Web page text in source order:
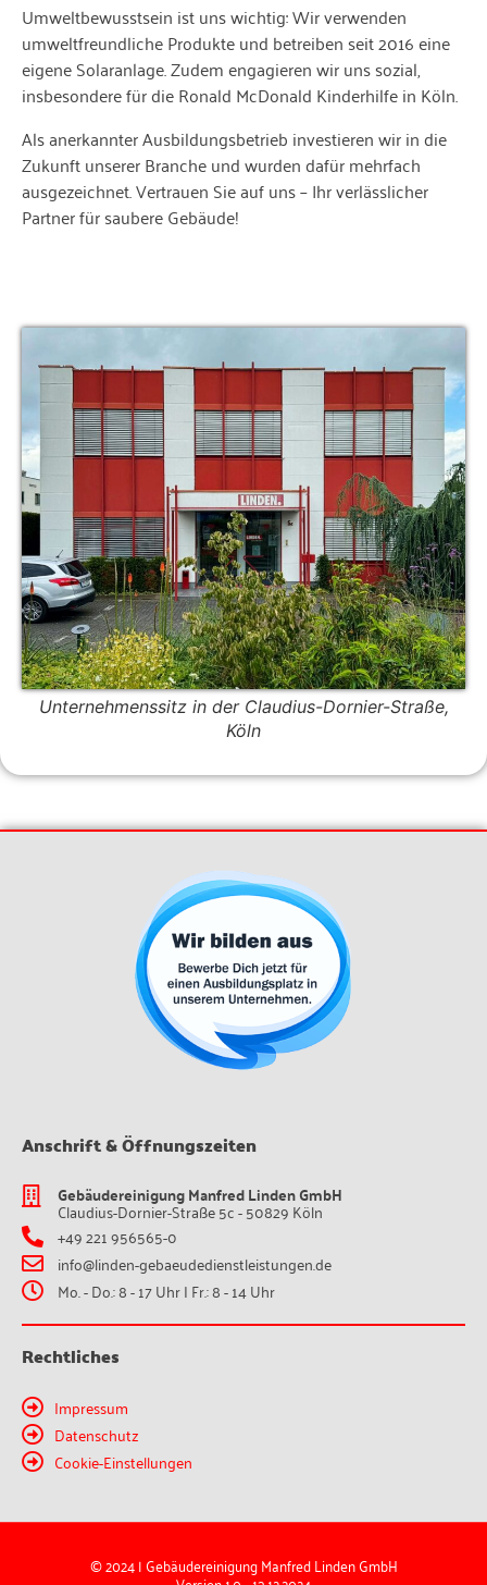
Umweltbewusstsein ist uns wichtig: Wir verwenden
umweltfreundliche Produkte und betreiben seit 2016 eine
eigene Solaranlage. Zudem engagieren wir uns sozial,
insbesondere für die Ronald McDonald Kinderhilfe in Köln.
Als anerkannter Ausbildungsbetrieb investieren wir in die
Zukunft unserer Branche und wurden dafür mehrfach
ausgezeichnet. Vertrauen Sie auf uns – Ihr verlässlicher
Partner für saubere Gebäude!
Unternehmenssitz in der Claudius-Dornier-Straße,
Köln
Anschrift & Öffnungszeiten
Gebäudereinigung Manfred Linden GmbH
Claudius-Dornier-Straße 5c - 50829 Köln
+49 221 956565-0
info@linden-gebaeudedienstleistungen.de
Mo. - Do.: 8 - 17 Uhr | Fr.: 8 - 14 Uhr
Rechtliches
Impressum
Datenschutz
Cookie-Einstellungen
© 2024 | Gebäudereinigung Manfred Linden GmbH